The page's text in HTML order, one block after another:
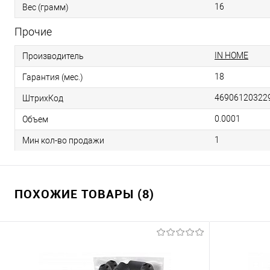
Вес (грамм) 16
Прочие
Производитель IN HOME
Гарантия (мес.) 18
ШтрихКод
Объем 0.0001
Мин кол-во продажи 1
ПОХОЖИЕ ТОВАРЫ (8)